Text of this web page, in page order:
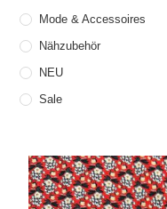
Mode & Accessoires
Nähzubehör
NEU
Sale